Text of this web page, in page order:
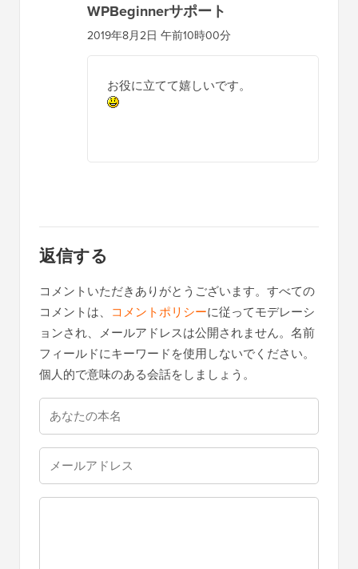
WPBeginnerサポート
2019年8月2日 午前10時00分
お役に立てて嬉しいです。
返信する
コメントいただきありがとうございます。すべての
コメントは、 コメントポリシーに従ってモデレーシ
ョンされ、メールアドレスは公開されません。名前
フィールドにキーワードを使用しないでください。
個人的で意味のある会話をしましょう。